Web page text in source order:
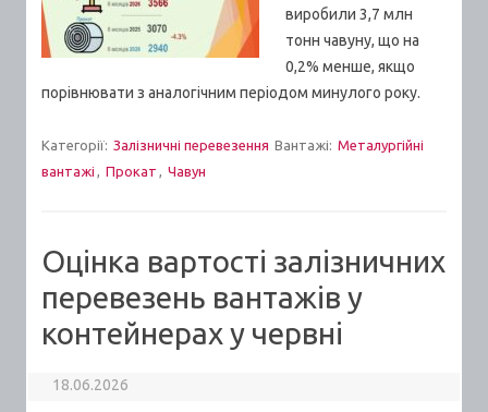
виробили 3,7 млн
тонн чавуну, що на
0,2% менше, якщо
порівнювати з аналогічним періодом минулого року.
Категорії: Залізничні перевезення Вантажі: Металургійні
вантажі , Прокат , Чавун
Оцінка вартості залізничних
перевезень вантажів у
контейнерах у червні
18.06.2026